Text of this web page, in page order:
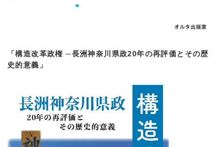
「構造改革政権 ─長洲神奈川県政20年の再評価とその歴
史的意義」